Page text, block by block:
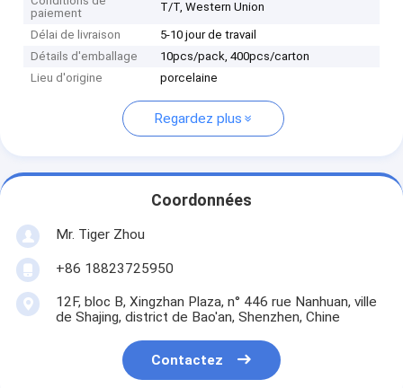
paiement
T/T, Western Union
Délai de livraison
5-10 jour de travail
Détails d'emballage
10pcs/pack, 400pcs/carton
Lieu d'origine
porcelaine
Regardez plus
Coordonnées
Mr. Tiger Zhou
+86 18823725950
12F, bloc B, Xingzhan Plaza, n° 446 rue Nanhuan, ville
de Shajing, district de Bao'an, Shenzhen, Chine
Contactez